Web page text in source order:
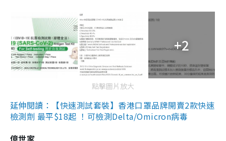
+2
點擊圖片放大
延伸閱讀：【快速測試套裝】香港口罩品牌開賣2款快速
檢測劑 最平$18起 ！可檢測Delta/Omicron病毒
億世家